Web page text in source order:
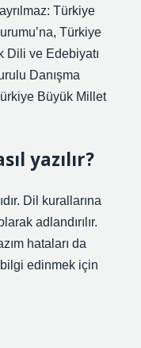
Türkiye
Türkiye
Dili ve Edebiyatı
Danışma
Büyük Millet
yazılır?
Dil kurallarına
adlandırılır.
hataları da
edinmek için